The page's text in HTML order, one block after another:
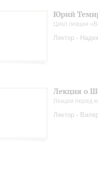
Юрий
Цикл лекции
Лектор -
Лекция о
Лекции перед
Лектор -